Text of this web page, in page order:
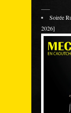
Soirée
2026]